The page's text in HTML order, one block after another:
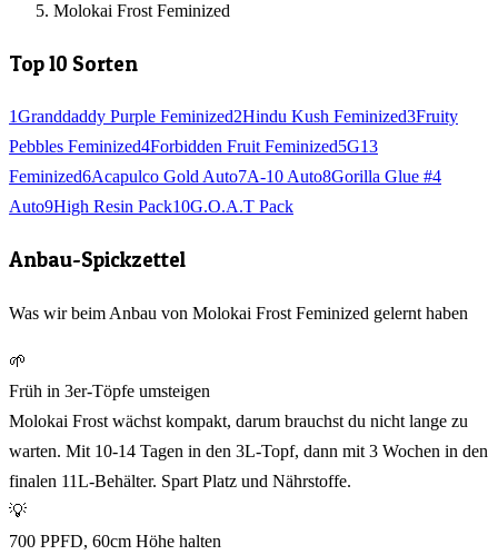
Molokai Frost Feminized
Top 10 Sorten
1Granddaddy Purple Feminized2Hindu Kush Feminized3Fruity
Pebbles Feminized4Forbidden Fruit Feminized5G13
Feminized6Acapulco Gold Auto7A-10 Auto8Gorilla Glue #4
Auto9High Resin Pack10G.O.A.T Pack
Anbau-Spickzettel
Was wir beim Anbau von Molokai Frost Feminized gelernt haben
🌱
Früh in 3er-Töpfe umsteigen
Molokai Frost wächst kompakt, darum brauchst du nicht lange zu
warten. Mit 10-14 Tagen in den 3L-Topf, dann mit 3 Wochen in den
finalen 11L-Behälter. Spart Platz und Nährstoffe.
💡
700 PPFD, 60cm Höhe halten